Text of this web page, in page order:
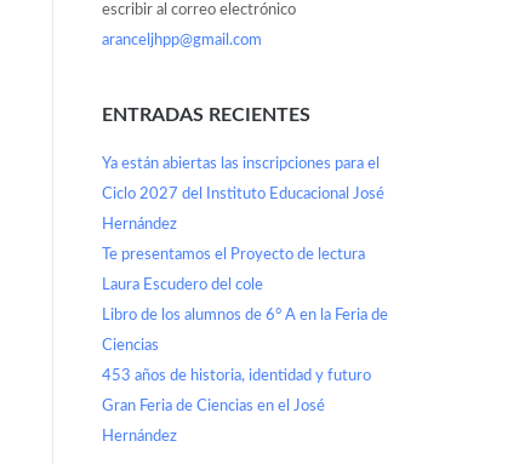
escribir al correo electrónico
aranceljhpp@gmail.com
ENTRADAS RECIENTES
Ya están abiertas las inscripciones para el
Ciclo 2027 del Instituto Educacional José
Hernández
Te presentamos el Proyecto de lectura
Laura Escudero del cole
Libro de los alumnos de 6° A en la Feria de
Ciencias
453 años de historia, identidad y futuro
Gran Feria de Ciencias en el José
Hernández